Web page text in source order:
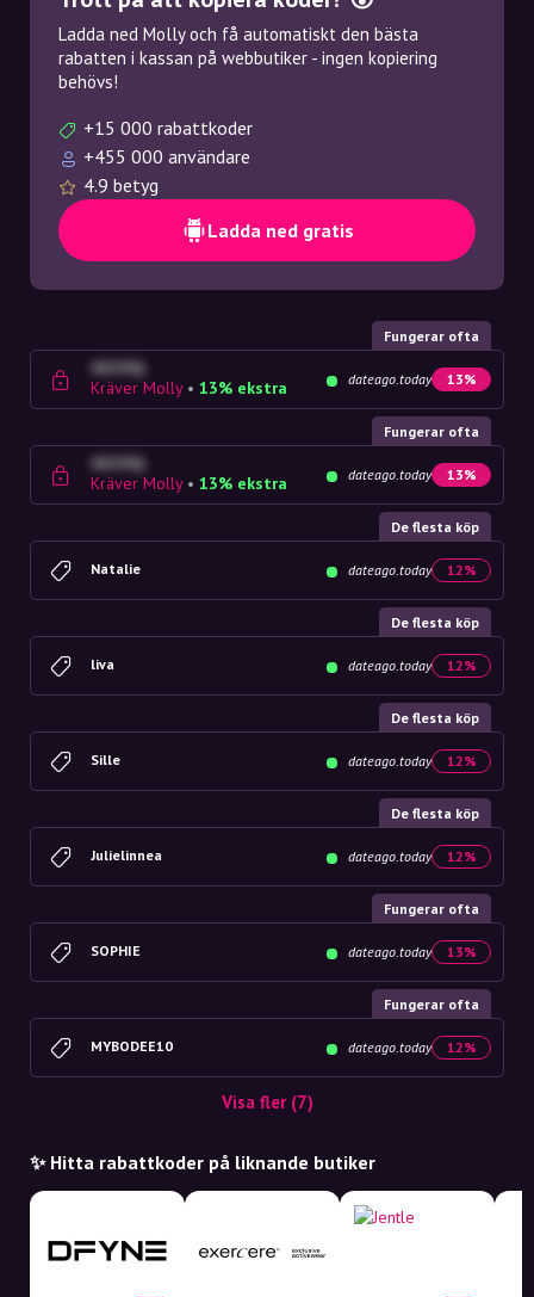
Ladda ned Molly och få automatiskt den bästa
rabatten i kassan på webbutiker - ingen kopiering
behövs!
+15 000 rabattkoder
+455 000 användare
4.9 betyg
Ladda ned gratis
Fungerar ofta
4G23SQ
Kräver Molly • 13% ekstra dateago.today 13%
Fungerar ofta
4G23SQ
Kräver Molly • 13% ekstra dateago.today 13%
De flesta köp
Natalie dateago.today 12%
De flesta köp
liva dateago.today 12%
De flesta köp
Sille dateago.today 12%
De flesta köp
Julielinnea dateago.today 12%
Fungerar ofta
SOPHIE dateago.today 13%
Fungerar ofta
MYBODEE10 dateago.today 12%
Visa fler (7)
✨ Hitta rabattkoder på liknande butiker